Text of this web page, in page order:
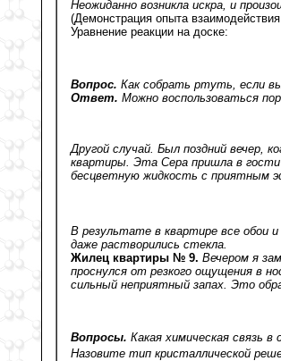
Неожиданно возникла искра, и
(Демонстрация опыта
Уравнение реакции на доске:
Вопрос. Как собрать ртуть, если
Ответ. Можно воспользоваться
Другой случай. Был поздний вечер,
квартиры. Эта Сера пришла в гости
бесцветную жидкость с приятным
В результате в квартире все обои
даже растворились стекла.
Жилец квартиры № 9. Вечером я
проснулся от резкого ощущения в
сильный неприятный запах. Это
Вопросы. Какая химическая связь в
Назовите тип кристаллической